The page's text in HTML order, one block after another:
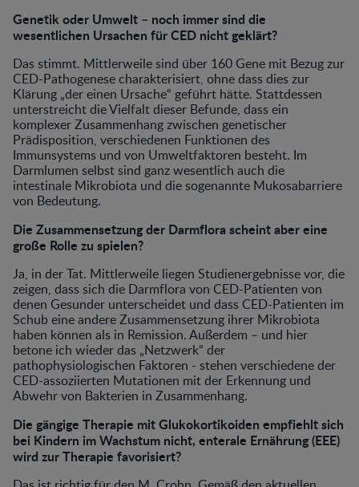
Genetik oder Umwelt – noch immer sind die
wesentlichen Ursachen für CED nicht geklärt?
Das stimmt. Mittlerweile sind über 160 Gene mit Bezug zur
CED-Pathogenese charakterisiert, ohne dass dies zur
Klärung „der einen Ursache“ geführt hätte. Stattdessen
unterstreicht die Vielfalt dieser Befunde, dass ein
komplexer Zusammenhang zwischen genetischer
Prädisposition, verschiedenen Funktionen des
Immunsystems und von Umweltfaktoren besteht. Im
Darmlumen selbst sind ganz wesentlich auch die
intestinale Mikrobiota und die sogenannte Mukosabarriere
von Bedeutung.
Die Zusammensetzung der Darmflora scheint aber eine
große Rolle zu spielen?
Ja, in der Tat. Mittlerweile liegen Studienergebnisse vor, die
zeigen, dass sich die Darmflora von CED-Patienten von
denen Gesunder unterscheidet und dass CED-Patienten im
Schub eine andere Zusammensetzung ihrer Mikrobiota
haben können als in Remission. Außerdem – und hier
betone ich wieder das „Netzwerk“ der
pathophysiologischen Faktoren - stehen verschiedene der
CED-assoziierten Mutationen mit der Erkennung und
Abwehr von Bakterien in Zusammenhang.
Die gängige Therapie mit Glukokortikoiden empfiehlt sich
bei Kindern im Wachstum nicht, enterale Ernährung (EEE)
wird zur Therapie favorisiert?